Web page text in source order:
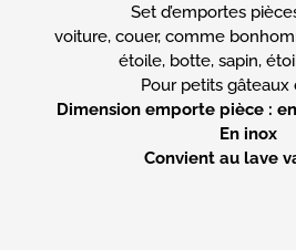
Set d’emportes
voiture, couer, comme
étoile, botte, sapin,
Dimension emporte pièce :
En inox
Convient au lave